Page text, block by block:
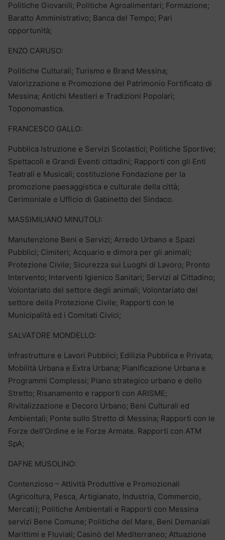
Politiche Giovanili; Politiche Agroalimentari; Formazione;
Baratto Amministrativo; Banca del Tempo; Pari
opportunità;
ENZO CARUSO:
Politiche Culturali; Turismo e Brand Messina;
Valorizzazione e Promozione del Patrimonio Fortificato di
Messina; Antichi Mestieri e Tradizioni Popolari;
Toponomastica.
FRANCESCO GALLO:
Pubblica Istruzione e Servizi Scolastici; Politiche Sportive;
Spettacoli e Grandi Eventi cittadini; Rapporti con gli Enti
Teatrali e Musicali; costituzione Fondazione per la
promozione paesaggistica e culturale della città;
Cerimoniale e Ufficio di Gabinetto del Sindaco.
MASSIMILIANO MINUTOLI:
Manutenzione Beni e Servizi; Arredo Urbano e Spazi
Pubblici; Cimiteri; Acquario e dimora per gli animali;
Protezione Civile; Sicurezza sui Luoghi di Lavoro; Pronto
Intervento; Interventi Igienico Sanitari; Servizi al Cittadino;
Volontariato del settore degli animali; Volontariato del
settore della Protezione Civile; Rapporti con le
Municipalità ed i Comitati Civici;
SALVATORE MONDELLO:
Infrastrutture e Lavori Pubblici; Edilizia Pubblica e Privata;
Mobilità Urbana e Extra Urbana; Pianificazione Urbana e
Programmi Complessi; Piano strategico urbano e dello
Stretto; Risanamento e rapporti con ARISME;
Rivitalizzazione e Decoro Urbano; Beni Culturali ed
Ambientali; Ponte sullo Stretto di Messina; Rapporti con le
Forze dell’Ordine e le Forze Armate. Rapporti con ATM
SpA;
DAFNE MUSOLINO:
Contenzioso – Attività Produttive e Promozionali
(Agricoltura, Pesca, Artigianato, Industria, Commercio,
Mercati); Politiche Ambientali e Rapporti con Messina
servizi Bene Comune; Politiche del Mare, Beni Demaniali
Marittimi e Fluviali; Casinò del Mediterraneo; Attuazione